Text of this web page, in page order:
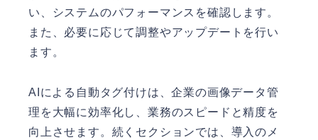
い、システムのパフォーマンスを確認します。
また、必要に応じて調整やアップデートを行い
ます。
AIによる自動タグ付けは、企業の画像データ管
理を大幅に効率化し、業務のスピードと精度を
向上させます。続くセクションでは、導入のメ